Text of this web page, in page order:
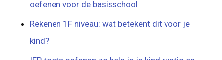
oefenen voor de basisschool
Rekenen 1F niveau: wat betekent dit voor je
kind?